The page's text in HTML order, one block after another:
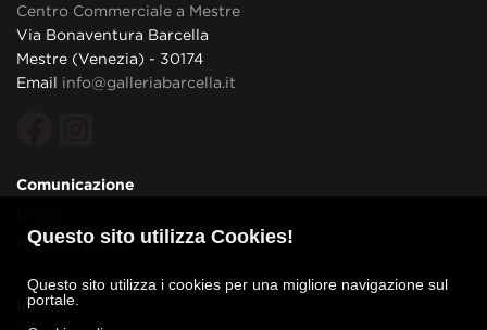
Questo sito utilizza Cookies!
Questo sito utilizza i cookies per una migliore navigazione sul
portale.
Centro Commerciale a Mestre
Via Bonaventura Barcella
Mestre (Venezia) - 30174
Email info@galleriabarcella.it
Comunicazione
News ed Eventi
Info